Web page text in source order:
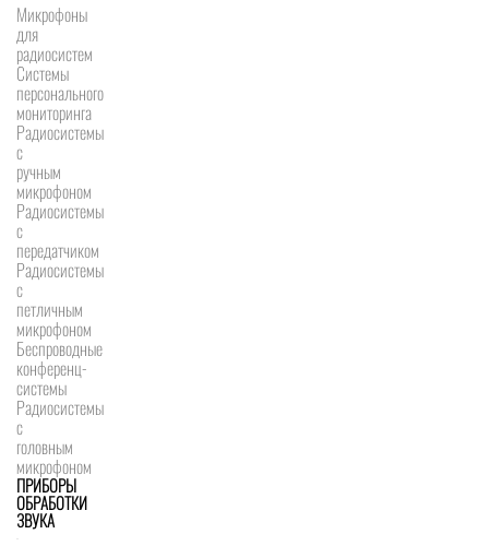
Микрофоны
для
радиосистем
Системы
персонального
мониторинга
Радиосистемы
c
ручным
микрофоном
Радиосистемы
с
передатчиком
Радиосистемы
с
петличным
микрофоном
Беспроводные
конференц-
системы
Радиосистемы
с
головным
микрофоном
ПРИБОРЫ
ОБРАБОТКИ
ЗВУКА